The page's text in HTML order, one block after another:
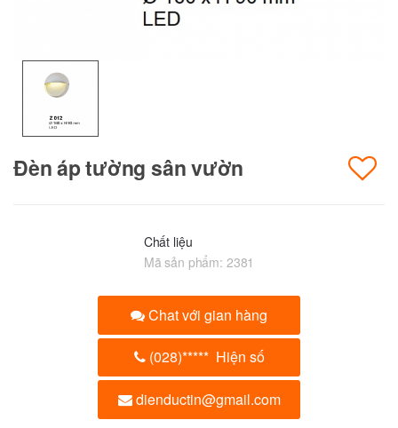
Đèn áp tường sân vườn
Chất liệu
Mã sản phẩm: 2381
Chat với gian hàng
(028)***** Hiện số
dienductin@gmail.com